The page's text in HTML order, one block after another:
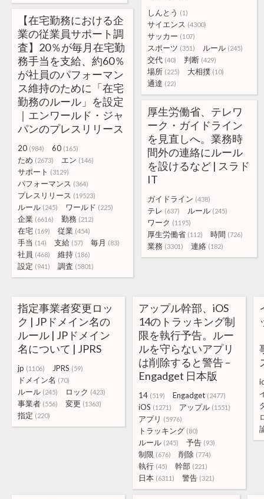
しんとう (1)
サイエンス (4300)
サッカー (107)
スポーツ (351) ルール (245)
交代 (40) 判断 (429)
場所 (225) 大相撲 (10)
通達 (22)
【在宅勤務における企
業の従業員サポート調
査】20％が毎月在宅勤
務手当を支給、約60％
が社員のパフォーマン
ス維持のために「在宅
勤務のルール」を設定
｜エンワールド・ジャ
パンのプレスリリース
20 (984) 60 (165)
ため (2673) エン (146)
サポート (3129)
パフォーマンス (364)
プレスリリース (19523)
ルール (245) ワールド (225)
企業 (6616) 勤務 (212)
在宅 (169) 従業 (454)
手当 (14) 支給 (57) 毎月 (83)
社員 (468) 維持 (186)
設定 (941) 調査 (5801)
厚生労働省、テレワ
ーク・ガイドライン
を見直しへ。業務時
間外の連絡にルール
を設けるなど | スラド
IT
ガイドライン (438)
テレ (637) ルール (245)
ワーク (1195)
厚生労働省 (112) 時間 (726)
業務 (3301) 連絡 (182)
指定事業者変更ロッ
ク | JPドメイン名の
ルール | JPドメイン
名について | JPRS
jp (1106) JPRS (59)
ドメイン名 (70)
ルール (245) ロック (423)
事業者 (556) 変更 (1363)
指定 (220)
アップル幹部、iOS
14のトラッキング制
限を執行予告。ルー
ルを守らないアプリ
は削除すると警告 –
Engadget 日本版
14 (519) Engadget (2477)
iOS (1271) アップル (1551)
アプリ (5976)
トラッキング (80)
ルール (245) 予告 (93)
制限 (676) 削除 (774)
執行 (45) 幹部 (221)
日本 (6311) 警告 (321)